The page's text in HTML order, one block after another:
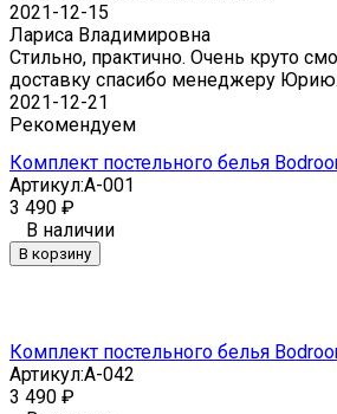
2021-12-15
Лариса Владимировна
Стильно, практично. Очень круто
доставку спасибо менеджеру Юрию.
2021-12-21
Рекомендуем
Комплект постельного белья
Артикул:A-001
3 490 ₽
В наличии
В корзину
Комплект постельного белья
Артикул:A-042
3 490 ₽